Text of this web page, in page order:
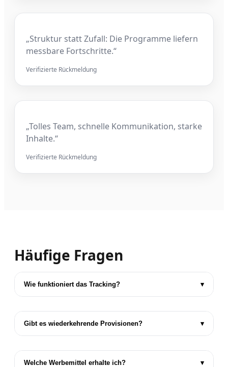
„Struktur statt Zufall: Die Programme liefern
messbare Fortschritte.“
Verifizierte Rückmeldung
„Tolles Team, schnelle Kommunikation, starke
Inhalte.“
Verifizierte Rückmeldung
Häufige Fragen
Wie funktioniert das Tracking? ▾
Gibt es wiederkehrende Provisionen? ▾
Welche Werbemittel erhalte ich? ▾